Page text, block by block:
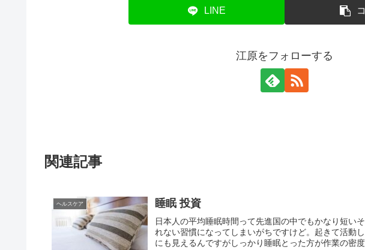
LINE
江原をフォローする
関連記事
ヘルスケア 睡眠 投資
日本人の平均睡眠時間って先進国の中でもかなり短い
れない習慣になってしまいがちですけど。起きて活動
にも見えるんですがしっかり睡眠とった方が作業の密